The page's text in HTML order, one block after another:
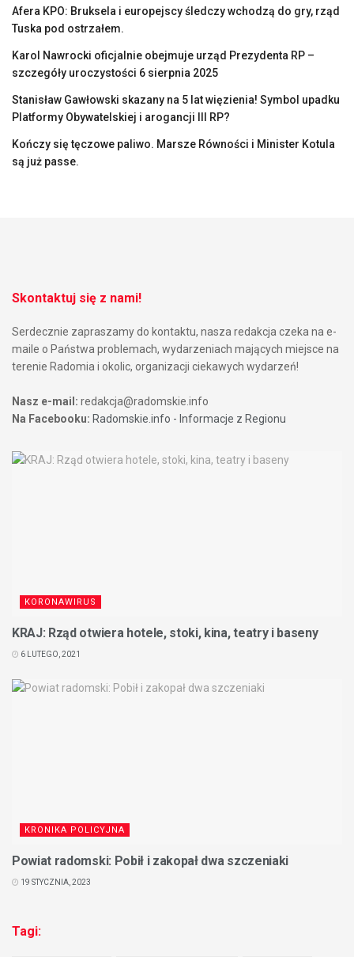
Afera KPO: Bruksela i europejscy śledczy wchodzą do gry, rząd
Tuska pod ostrzałem.
Karol Nawrocki oficjalnie obejmuje urząd Prezydenta RP –
szczegóły uroczystości 6 sierpnia 2025
Stanisław Gawłowski skazany na 5 lat więzienia! Symbol upadku
Platformy Obywatelskiej i arogancji III RP?
Kończy się tęczowe paliwo. Marsze Równości i Minister Kotula
są już passe.
Skontaktuj się z nami!
Serdecznie zapraszamy do kontaktu, nasza redakcja czeka na e-
maile o Państwa problemach, wydarzeniach mających miejsce na
terenie Radomia i okolic, organizacji ciekawych wydarzeń!
Nasz e-mail: redakcja@radomskie.info
Na Facebooku: Radomskie.info - Informacje z Regionu
KORONAWIRUS
KRAJ: Rząd otwiera hotele, stoki, kina, teatry i baseny
6 LUTEGO, 2021
KRONIKA POLICYJNA
Powiat radomski: Pobił i zakopał dwa szczeniaki
19 STYCZNIA, 2023
Tagi: